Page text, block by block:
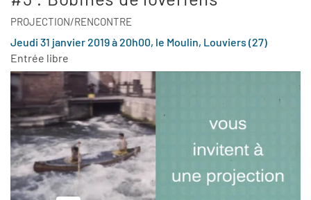
PROJECTION/RENCONTRE
Jeudi 31 janvier 2019 à 20h00, le Moulin, Louviers (27)
Entrée libre